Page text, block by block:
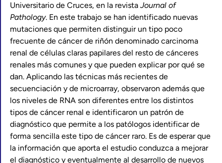
Universitario de Cruces, en la revistaJournal of
Pathology. En este trabajo se han identificado nuevas
mutaciones que permiten distinguir un tipo poco
frecuente de cáncer de riñón denominado carcinoma
renal de células claras papilares del resto de cánceres
renales más comunes y que pueden explicar por qué se
dan. Aplicando las técnicas más recientes de
secuenciación y de microarray, observaron además que
los niveles de RNA son diferentes entre los distintos
tipos de cáncer renal e identificaron un patrón de
diagnóstico que permite a los patólogos identificar de
forma sencilla este tipo de cáncer raro. Es de esperar que
la información que aporta el estudio conduzca a mejorar
el diagnóstico y eventualmente al desarrollo de nuevos